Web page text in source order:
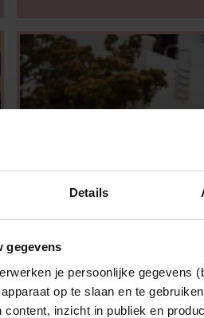
Details
gegevens
je persoonlijke gegevens
op te slaan en te
content, inzicht in publiek en
Fred uit B&B Vol
op tv te zijn